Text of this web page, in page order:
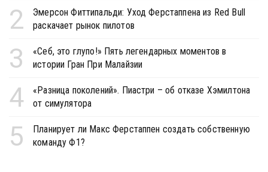
2
Эмерсон Фиттипальди: Уход Ферстаппена из Red Bull
раскачает рынок пилотов
3
«Себ, это глупо!» Пять легендарных моментов в
истории Гран При Малайзии
4
«Разница поколений». Пиастри – об отказе Хэмилтона
от симулятора
5
Планирует ли Макс Ферстаппен создать собственную
команду Ф1?